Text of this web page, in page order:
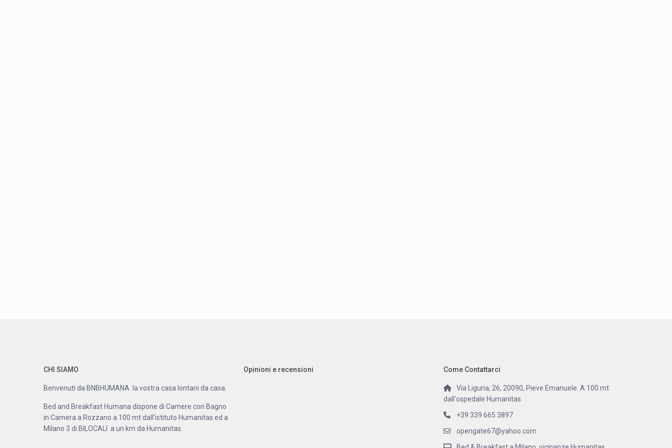
CHI SIAMO
Benvenuti da BNBHUMANA la vostra casa lontani da casa.
Bed and Breakfast Humana dispone di Camere con Bagno
in Camera a Rozzano a 100 mt dall’istituto Humanitas ed a
Milano 3 di BILOCALI a un km da Humanitas.
Opinioni e recensioni Come Contattarci
Via Liguria, 26, 20090, Pieve Emanuele. A 100 mt
dall'ospedale Humanitas
+39 339 665 3897
opengate67@yahoo.com